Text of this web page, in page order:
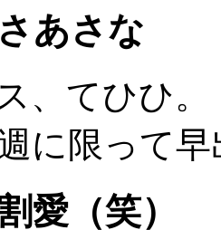
あさな
、てひひ。
に限って
愛（笑）